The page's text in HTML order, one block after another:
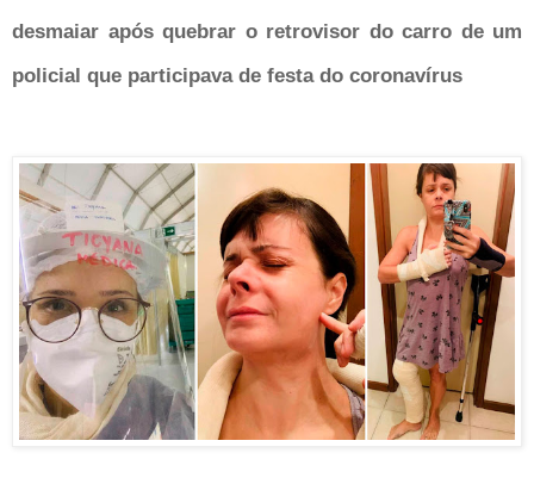
desmaiar após quebrar o retrovisor do carro de um
policial que participava de festa do coronavírus